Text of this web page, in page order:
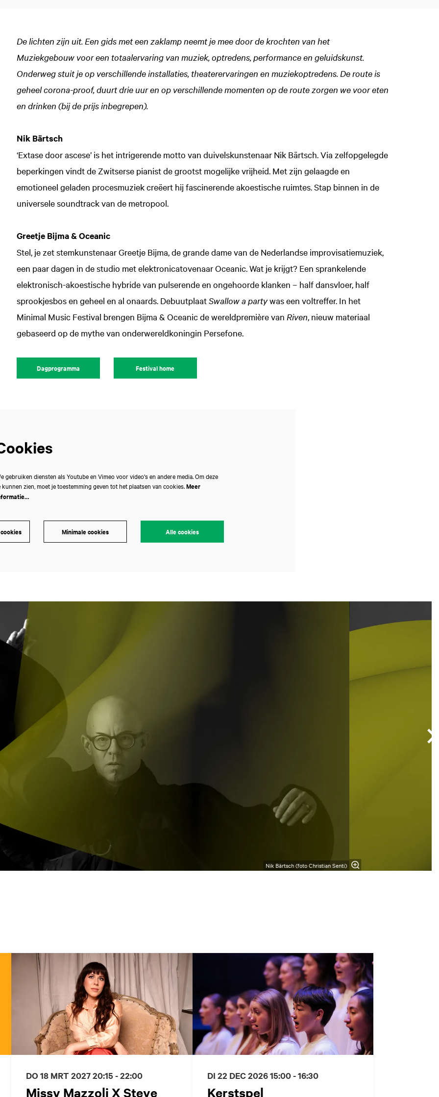
De lichten zijn uit. Een gids met een zaklamp neemt je mee door de krochten van het
Muziekgebouw voor een totaalervaring van muziek, optredens, performance en geluidskunst.
Onderweg stuit je op verschillende installaties, theaterervaringen en muziekoptredens. De route is
geheel corona-proof, duurt drie uur en op verschillende momenten op de route zorgen we voor eten
en drinken (bij de prijs inbegrepen).
Nik Bärtsch
‘Extase door ascese’ is het intrigerende motto van duivelskunstenaar Nik Bärtsch. Via zelfopgelegde
beperkingen vindt de Zwitserse pianist de grootst mogelijke vrijheid. Met zijn gelaagde en
emotioneel geladen procesmuziek creëert hij fascinerende akoestische ruimtes. Stap binnen in de
universele soundtrack van de metropool.
Greetje Bijma & Oceanic
Stel, je zet stemkunstenaar Greetje Bijma, de grande dame van de Nederlandse improvisatiemuziek,
een paar dagen in de studio met elektronicatovenaar Oceanic. Wat je krijgt? Een sprankelende
elektronisch-akoestische hybride van pulserende en ongehoorde klanken – half dansvloer, half
sprookjesbos en geheel en al onaards. DebuutplaatSwallow a partywas een voltreffer. In het
Minimal Music Festival brengen Bijma & Oceanic de wereldpremière van Riven, nieuw materiaal
gebaseerd op de mythe van onderwereldkoningin Persefone.
Dagprogramma Festival home
gebruiken diensten als Youtube en Vimeo voor video's en andere media. Om deze
kunnen zien, moet je toestemming geven tot het plaatsen van cookies.Meer
Minimale cookies Alle cookies
Nik Bärtsch (foto Christian Senti)
Missy Mazzoli X Steve
DO 18 MRT 202720:15 - 22:00
Kerstspel
DI 22 DEC 202615:00 - 16:30